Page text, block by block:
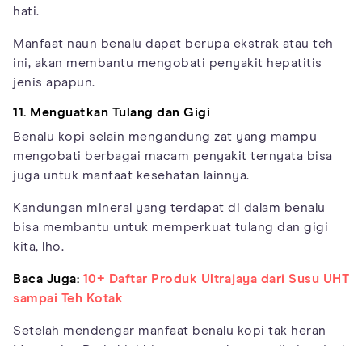
hati.
Manfaat naun benalu dapat berupa ekstrak atau teh
ini, akan membantu mengobati penyakit hepatitis
jenis apapun.
11. Menguatkan Tulang dan Gigi
Benalu kopi selain mengandung zat yang mampu
mengobati berbagai macam penyakit ternyata bisa
juga untuk manfaat kesehatan lainnya.
Kandungan mineral yang terdapat di dalam benalu
bisa membantu untuk memperkuat tulang dan gigi
kita, lho.
Baca Juga: 10+ Daftar Produk Ultrajaya dari Susu UHT
sampai Teh Kotak
Setelah mendengar manfaat benalu kopi tak heran